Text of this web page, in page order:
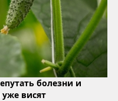
болезни и
висят